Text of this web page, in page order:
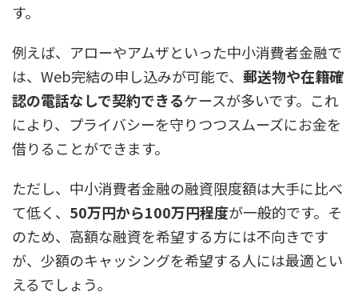
す。
例えば、アローやアムザといった中小消費者金融で
は、Web完結の申し込みが可能で、 郵送物や在籍確
認の電話なしで契約できるケースが多いです。これ
により、プライバシーを守りつつスムーズにお金を
借りることができます。
ただし、中小消費者金融の融資限度額は大手に比べ
て低く、 50万円から100万円程度が一般的です。そ
のため、高額な融資を希望する方には不向きです
が、少額のキャッシングを希望する人には最適とい
えるでしょう。